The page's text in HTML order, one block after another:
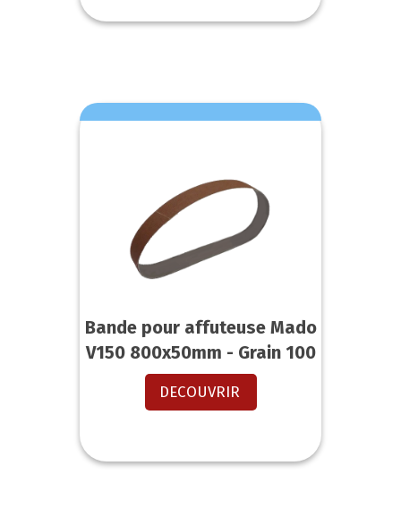
Bande pour affuteuse Mado
V150 800x50mm - Grain 100
DECOUVRIR